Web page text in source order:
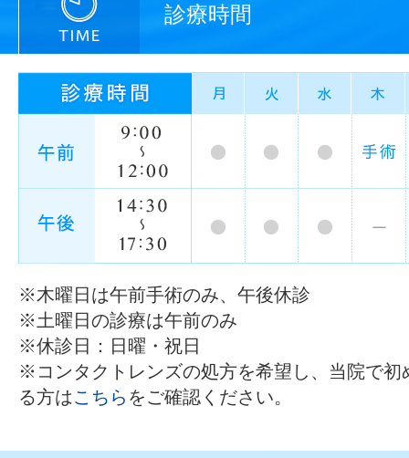
診療時間
※木曜日は午前手術のみ、午後休診
※土曜日の診療は午前のみ
※休診日：日曜・祝日
※コンタクトレンズの処方を希望し、当院で初
る方はこちら をご確認ください。